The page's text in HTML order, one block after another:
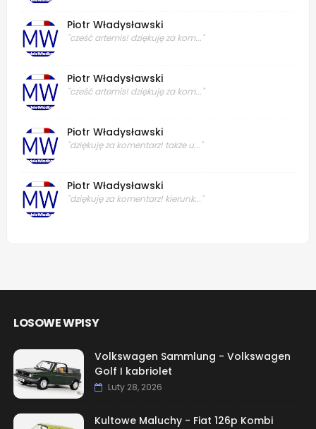
Piotr Władysławski
"cześć artemis! dziękuję za kom..."
Piotr Władysławski
"cześć artemis! dziękuję za kom..."
Piotr Władysławski
"dziękuję za komentarz! także u..."
Piotr Władysławski
"dziękuję za komentarz! kierunk..."
LOSOWE WPISY
Volkswagen Sammlung - Volkswagen
Golf I kabriolet
Luty 28, 2026
Kultowe Maluchy - Fiat 126p Kombi